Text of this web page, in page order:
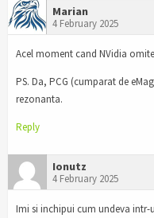
Marian
4 February 2025
Acel moment cand NVidia
PS. Da, PCG (cumparat de
rezonanta.
Reply
Ionutz
4 February 2025
Imi si inchipui cum undeva intr-